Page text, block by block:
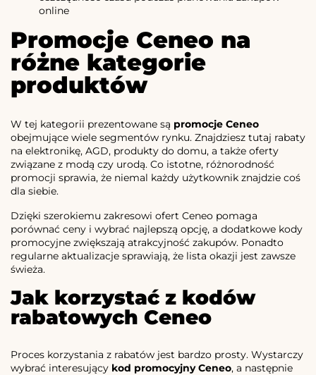
online
Promocje Ceneo na
różne kategorie
produktów
W tej kategorii prezentowane są promocje Ceneo
obejmujące wiele segmentów rynku. Znajdziesz tutaj rabaty
na elektronikę, AGD, produkty do domu, a także oferty
związane z modą czy urodą. Co istotne, różnorodność
promocji sprawia, że niemal każdy użytkownik znajdzie coś
dla siebie.
Dzięki szerokiemu zakresowi ofert Ceneo pomaga
porównać ceny i wybrać najlepszą opcję, a dodatkowe kody
promocyjne zwiększają atrakcyjność zakupów. Ponadto
regularne aktualizacje sprawiają, że lista okazji jest zawsze
świeża.
Jak korzystać z kodów
rabatowych Ceneo
Proces korzystania z rabatów jest bardzo prosty. Wystarczy
wybrać interesujący kod promocyjny Ceneo, a następnie